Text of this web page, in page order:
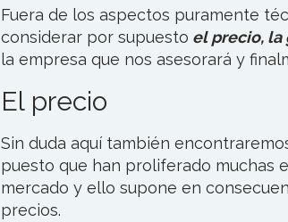
Fuera de los aspectos puramente
considerar por supuesto el precio, la
la empresa que nos asesorará y
El precio
Sin duda aquí también
puesto que han proliferado muchas
mercado y ello supone en
precios.